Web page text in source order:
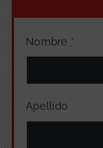
Nombre *
Apellido